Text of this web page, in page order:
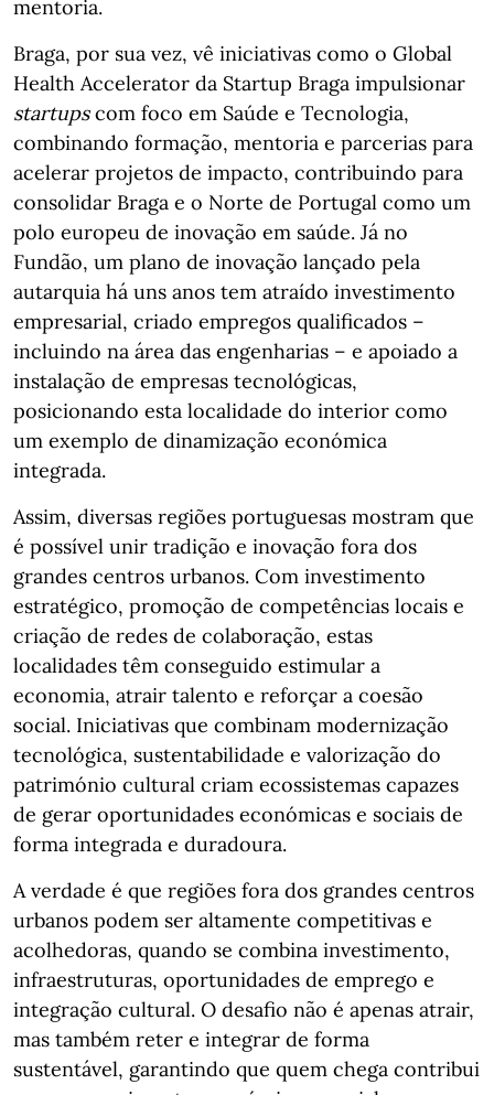
mentoria.
Braga, por sua vez, vê iniciativas como o Global
Health Accelerator da Startup Braga impulsionar
startupscom foco em Saúde e Tecnologia,
combinando formação, mentoria e parcerias para
acelerar projetos de impacto, contribuindo para
consolidar Braga e o Norte de Portugal como um
polo europeu de inovação em saúde. Já no
Fundão, um plano de inovação lançado pela
autarquia há uns anos tem atraído investimento
empresarial, criado empregos qualificados –
incluindo na área das engenharias – e apoiado a
instalação de empresas tecnológicas,
posicionando esta localidade do interior como
um exemplo de dinamização económica
integrada.
Assim, diversas regiões portuguesas mostram que
é possível unir tradição e inovação fora dos
grandes centros urbanos. Com investimento
estratégico, promoção de competências locais e
criação de redes de colaboração, estas
localidades têm conseguido estimular a
economia, atrair talento e reforçar a coesão
social. Iniciativas que combinam modernização
tecnológica, sustentabilidade e valorização do
património cultural criam ecossistemas capazes
de gerar oportunidades económicas e sociais de
forma integrada e duradoura.
A verdade é que regiões fora dos grandes centros
urbanos podem ser altamente competitivas e
acolhedoras, quando se combina investimento,
infraestruturas, oportunidades de emprego e
integração cultural. O desafio não é apenas atrair,
mas também reter e integrar de forma
sustentável, garantindo que quem chega contribui